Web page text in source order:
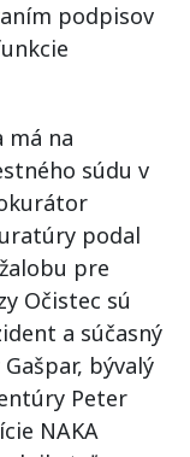
podpisov
má na
súdu v
podal
pre
Očistec sú
a súčasný
bývalý
Peter
NAKA